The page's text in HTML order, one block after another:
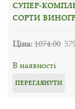
СУПЕР-
СОРТИ
Ціна:1074.00
В наявності
ПЕРЕГЛЯНУТИ